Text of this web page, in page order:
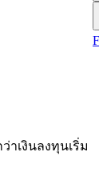
าเงินลงทุนเริ่ม